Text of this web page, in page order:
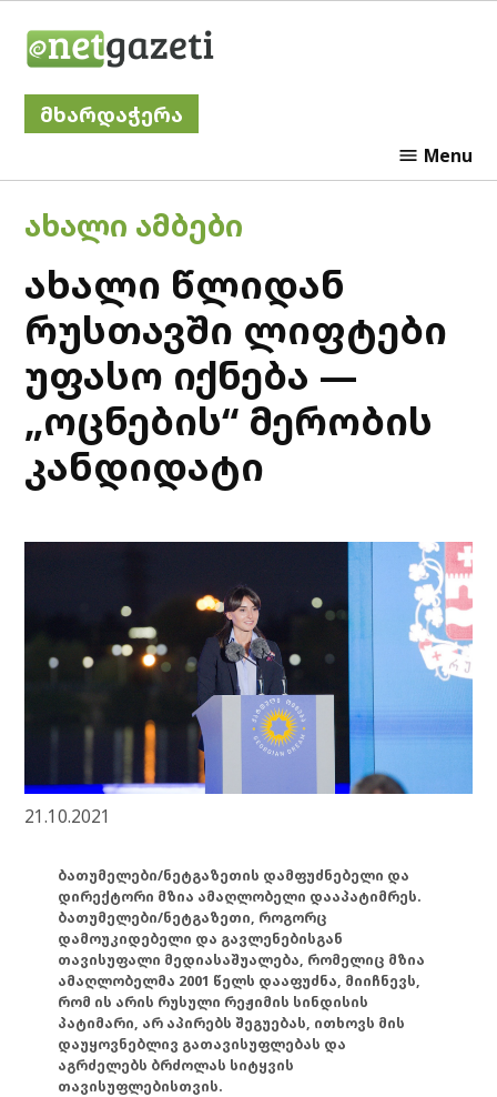
მხარდაჭერა
Menu
POSTED
IN
ᲐᲮᲐᲚᲘ ᲐᲛᲑᲔᲑᲘ
ახალი წლიდან
რუსთავში ლიფტები
უფასო იქნება —
„ოცნების“ მერობის
კანდიდატი
21.10.2021
ბათუმელები/ნეტგაზეთის დამფუძნებელი და
დირექტორი მზია ამაღლობელი დააპატიმრეს.
ბათუმელები/ნეტგაზეთი, როგორც
დამოუკიდებელი და გავლენებისგან
თავისუფალი მედიასაშუალება, რომელიც მზია
ამაღლობელმა 2001 წელს დააფუძნა, მიიჩნევს,
რომ ის არის რუსული რეჟიმის სინდისის
პატიმარი, არ აპირებს შეგუებას, ითხოვს მის
დაუყოვნებლივ გათავისუფლებას და
აგრძელებს ბრძოლას სიტყვის
თავისუფლებისთვის.